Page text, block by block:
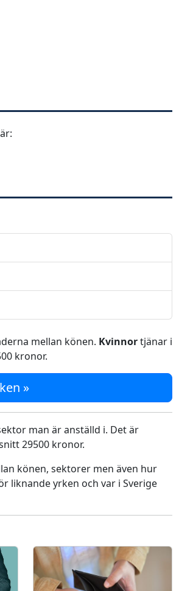
mellan könen. Kvinnortjänar i
kronor.
»
man är anställd i. Det är
29500 kronor.
könen, sektorer men även hur
liknande yrken och var i Sverige